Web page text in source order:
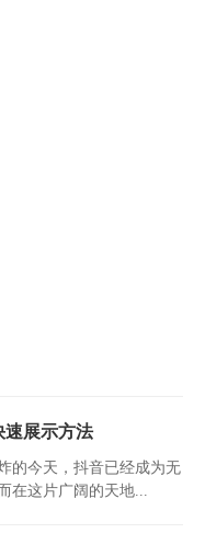
速展示方法
的今天，抖音已经成为无
在这片广阔的天地...